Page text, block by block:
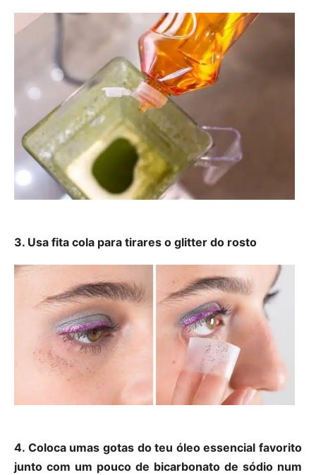
3. Usa fita cola para tirares o glitter do rosto
4. Coloca umas gotas do teu óleo essencial favorito
junto com um pouco de bicarbonato de sódio num